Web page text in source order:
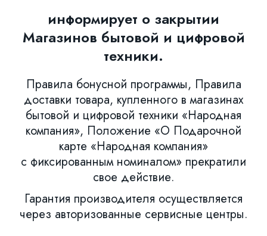
информирует о закрытии
Магазинов бытовой и цифровой
техники.
Правила бонусной программы, Правила
доставки товара, купленного в магазинах
бытовой и цифровой техники «Народная
компания», Положение «О Подарочной
карте «Народная компания»
с фиксированным номиналом» прекратили
свое действие.
Гарантия производителя осуществляется
через авторизованные сервисные центры.